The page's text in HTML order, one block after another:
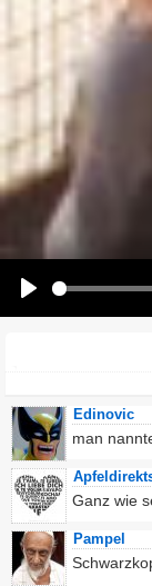
E-Mail-Adresse (optional):
Kommentar:
Alle HTML-Tags außer
Ich möchte eine
Edinovic
man
Ganz wie
Pampel